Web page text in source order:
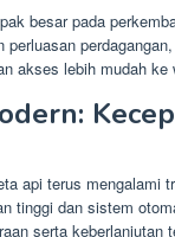
besar pada
perluasan
akses lebih mudah
api terus mengalami
tinggi dan sistem
serta